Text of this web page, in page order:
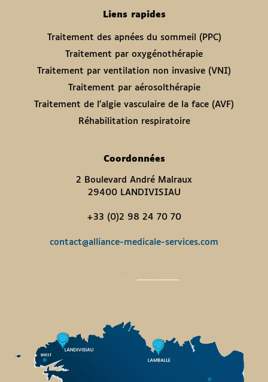
Coordonnées
2 Boulevard André Malraux
29400 LANDIVISIAU
+33 (0)2 98 24 70 70
contact@alliance-medicale-services.com
Liens rapides
Traitement des apnées du sommeil (PPC)
Traitement par oxygénothérapie
Traitement par ventilation non invasive (VNI)
Traitement par aérosolthérapie
Traitement de l'algie vasculaire de la face (AVF)
Réhabilitation respiratoire